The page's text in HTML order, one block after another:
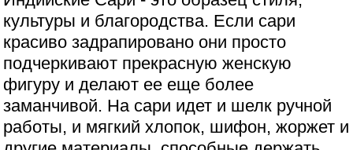
культуры и благородства. Если сари
красиво задрапировано они просто
подчеркивают прекрасную женскую
фигуру и делают ее еще более
заманчивой. На сари идет и шелк ручной
работы, и мягкий хлопок, шифон, жоржет и